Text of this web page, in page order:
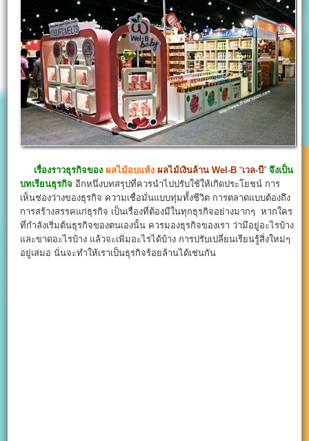
เรื่องราวธุรกิจของ ผลไม้อบแห้ง ผลไม้เงินล้าน Wel-B “เวล-บี”จึงเป็น
บทเรียนธุรกิจ อีกหนึ่งบทสรุปที่ควรนำไปปรับใช้ให้เกิดประโยชน์ การ
เห็นช่องว่างของธุรกิจ ความเชื่อมั่นแบบทุ่มทั้งชีวิต การตลาดแบบต้องถึง
การสร้างสรรคแก่ธุรกิจ เป็นเรื่องที่ต้องมีในทุกธุรกิจอย่างมากๆ หากใคร
ที่กำลังเริ่มต้นธุรกิจของตนเองนั้น ควรมองธุรกิจของเรา ว่ามีอยู่อะไรบ้าง
และขาดอะไรบ้าง แล้วจะเพิ่มอะไรได้บ้าง การปรับเปลี่ยนเรียนรู้สิ่งใหม่ๆ
อยู่เสมอ นั่นจะทำให้เราเป็นธุรกิจร้อยล้านได้เช่นกัน